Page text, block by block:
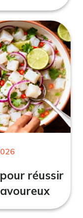
réussir